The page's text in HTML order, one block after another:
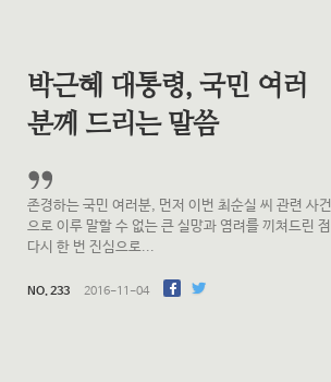
박근혜 대통령, 국민 여러
분께 드리는 말씀
존경하는 국민 여러분, 먼저 이번 최순실 씨 관련 사건
으로 이루 말할 수 없는 큰 실망과 염려를 끼쳐드린 점
다시 한 번 진심으로...
NO. 233 016-11-04